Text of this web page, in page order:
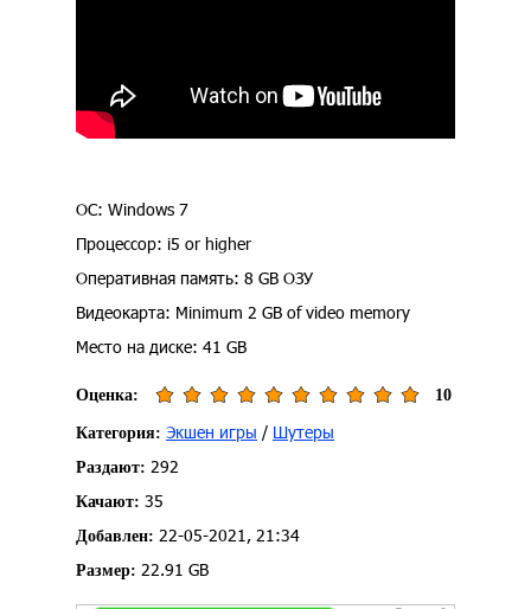
ОС: Windows 7
Процессор: i5 or higher
Оперативная память: 8 GB ОЗУ
Видеокарта: Minimum 2 GB of video memory
Место на диске: 41 GB
Оценка: 10
Категория: Экшен игры / Шутеры
Раздают: 292
Качают: 35
Добавлен: 22-05-2021, 21:34
Размер: 22.91 GB